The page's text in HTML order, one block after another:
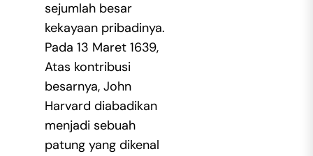
sejumlah besar
kekayaan pribadinya.
Pada 13 Maret 1639,
Atas kontribusi
besarnya, John
Harvard diabadikan
menjadi sebuah
patung yang dikenal